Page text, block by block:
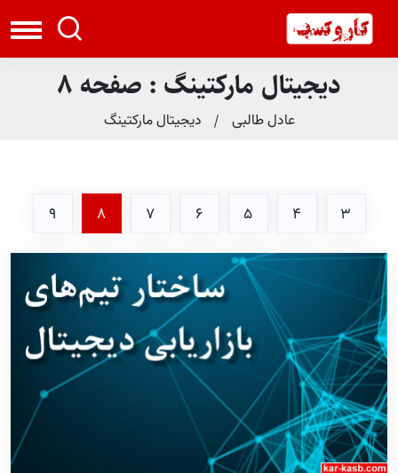
دیجیتال مارکتینگ : صفحه 8
عادل طالبی دیجیتال مارکتینگ
3
4
5
6
7
8
9